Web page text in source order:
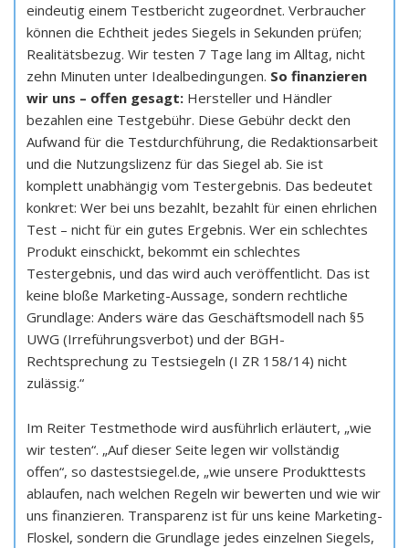
eindeutig einem Testbericht zugeordnet. Verbraucher
können die Echtheit jedes Siegels in Sekunden prüfen;
Realitätsbezug. Wir testen 7 Tage lang im Alltag, nicht
zehn Minuten unter Idealbedingungen. So finanzieren
wir uns – offen gesagt: Hersteller und Händler
bezahlen eine Testgebühr. Diese Gebühr deckt den
Aufwand für die Testdurchführung, die Redaktionsarbeit
und die Nutzungslizenz für das Siegel ab. Sie ist
komplett unabhängig vom Testergebnis. Das bedeutet
konkret: Wer bei uns bezahlt, bezahlt für einen ehrlichen
Test – nicht für ein gutes Ergebnis. Wer ein schlechtes
Produkt einschickt, bekommt ein schlechtes
Testergebnis, und das wird auch veröffentlicht. Das ist
keine bloße Marketing-Aussage, sondern rechtliche
Grundlage: Anders wäre das Geschäftsmodell nach §5
UWG (Irreführungsverbot) und der BGH-
Rechtsprechung zu Testsiegeln (I ZR 158/14) nicht
zulässig.“
Im Reiter Testmethode wird ausführlich erläutert, „wie
wir testen“. „Auf dieser Seite legen wir vollständig
offen“, so dastestsiegel.de, „wie unsere Produkttests
ablaufen, nach welchen Regeln wir bewerten und wie wir
uns finanzieren. Transparenz ist für uns keine Marketing-
Floskel, sondern die Grundlage jedes einzelnen Siegels,